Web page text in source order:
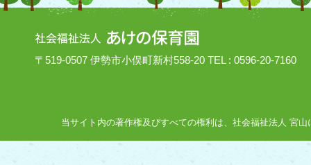
〒519-0507 伊勢市小俣町新村558-20 TEL : 0596-20-7160
当サイト内の著作権及びすべての権利は、社会福祉法人 宮